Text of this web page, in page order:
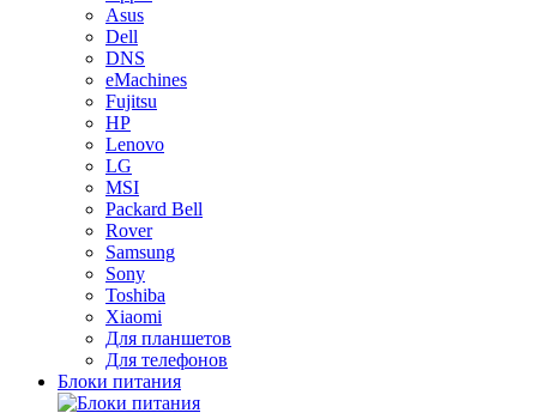
Asus
Dell
DNS
eMachines
Fujitsu
HP
Lenovo
LG
MSI
Packard Bell
Rover
Samsung
Sony
Toshiba
Xiaomi
Для планшетов
Для телефонов
Блоки питания